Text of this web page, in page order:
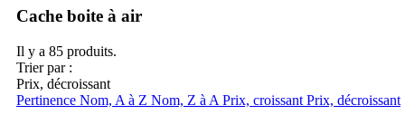
Cache boite à air
Il y a 85 produits.
Trier par :
Prix, décroissant
Pertinence Nom, A à Z Nom, Z à A Prix, croissant Prix, décroissant